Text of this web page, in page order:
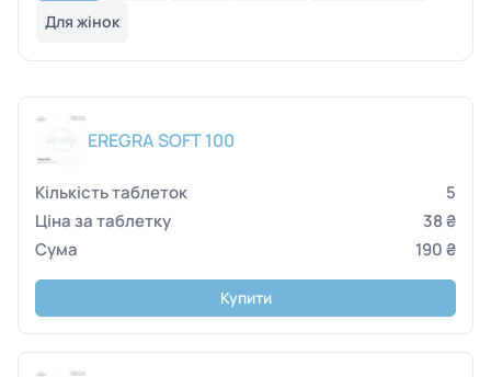
Для жінок
EREGRA SOFT 100
5
38 ₴
190 ₴
Купити